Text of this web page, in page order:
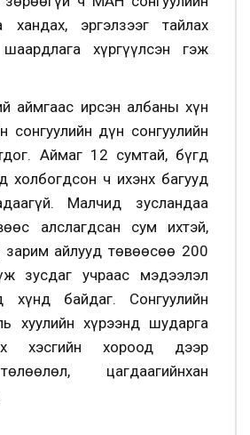
эргэлзээг тайлах
хүргүүлсэн гэж
аймгаас ирсэн албаны хүн
сонгуулийн дүн сонгуулийн
Аймаг 12 сумтай, бүгд
холбогдсон ч ихэнх багууд
Малчид зусландаа
алслагдсан сум ихтэй,
зарим айлууд төвөөсөө 200
зусдаг учраас мэдээлэл
хүнд байдаг. Сонгуулийн
хуулийн хүрээнд шударга
хэсгийн хороод дээр
цагдаагийнхан